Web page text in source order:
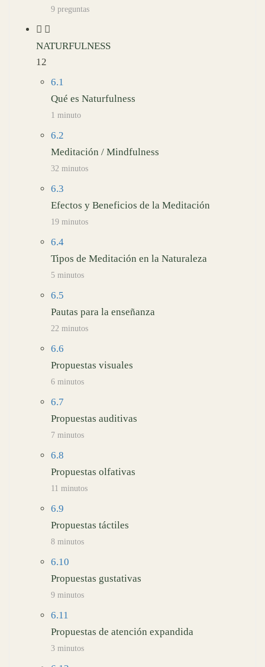
9 preguntas
NATURFULNESS
12
6.1
Qué es Naturfulness
1 minuto
6.2
Meditación / Mindfulness
32 minutos
6.3
Efectos y Beneficios de la Meditación
19 minutos
6.4
Tipos de Meditación en la Naturaleza
5 minutos
6.5
Pautas para la enseñanza
22 minutos
6.6
Propuestas visuales
6 minutos
6.7
Propuestas auditivas
7 minutos
6.8
Propuestas olfativas
11 minutos
6.9
Propuestas táctiles
8 minutos
6.10
Propuestas gustativas
9 minutos
6.11
Propuestas de atención expandida
3 minutos